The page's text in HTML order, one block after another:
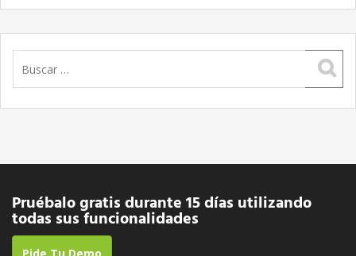
Pruébalo gratis durante 15 días utilizando
todas sus funcionalidades